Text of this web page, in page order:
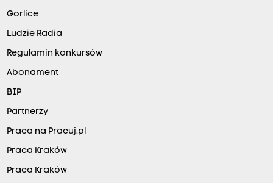
Gorlice
Ludzie Radia
Regulamin konkursów
Abonament
BIP
Partnerzy
Praca na Pracuj.pl
Praca Kraków
Praca Kraków